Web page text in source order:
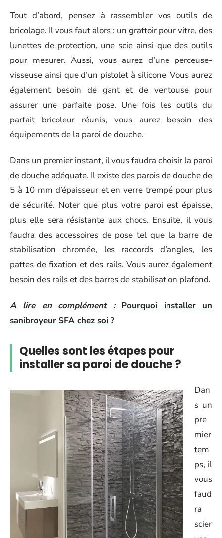
Tout d’abord, pensez à rassembler vos outils de
bricolage. Il vous faut alors : un grattoir pour vitre, des
lunettes de protection, une scie ainsi que des outils
pour mesurer. Aussi, vous aurez d’une perceuse-
visseuse ainsi que d’un pistolet à silicone. Vous aurez
également besoin de gant et de ventouse pour
assurer une parfaite pose. Une fois les outils du
parfait bricoleur réunis, vous aurez besoin des
équipements de la paroi de douche.
Dans un premier instant, il vous faudra choisir la paroi
de douche adéquate. Il existe des parois de douche de
5 à 10 mm d’épaisseur et en verre trempé pour plus
de sécurité. Noter que plus votre paroi est épaisse,
plus elle sera résistante aux chocs. Ensuite, il vous
faudra des accessoires de pose tel que la barre de
stabilisation chromée, les raccords d’angles, les
pattes de fixation et des rails. Vous aurez également
besoin des rails et des barres de stabilisation plafond.
A lire en complément : Pourquoi installer un
sanibroyeur SFA chez soi ?
Quelles sont les étapes pour
installer sa paroi de douche ?
Dan
s un
pre
mier
tem
ps, il
vous
faud
ra
scier